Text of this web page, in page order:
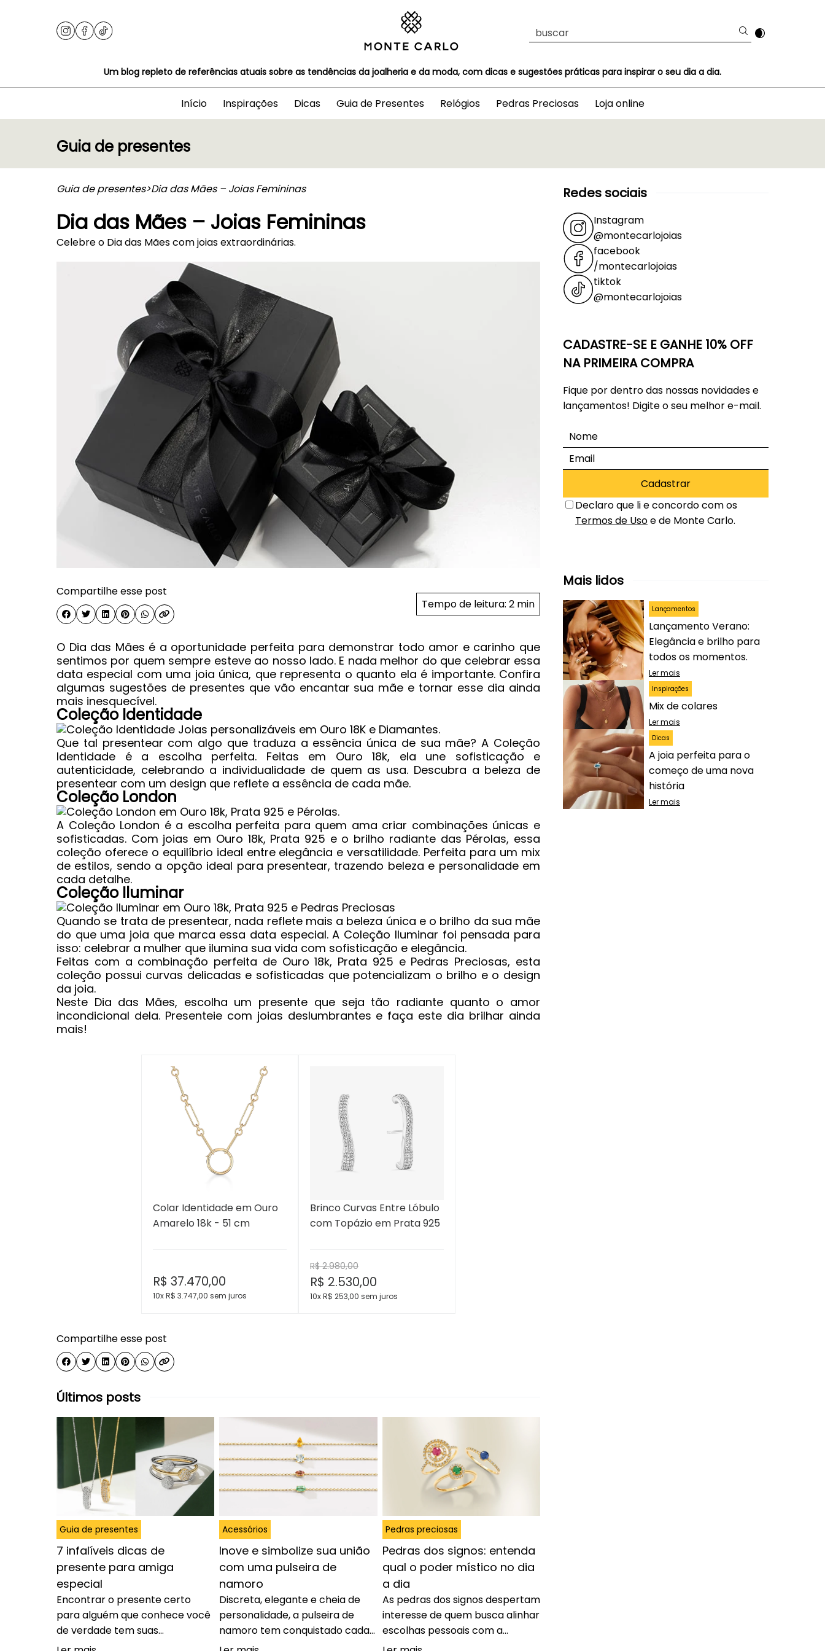
Um blog repleto de referências atuais sobre as tendências da joalheria e da moda, com dicas e sugestões práticas para inspirar o seu dia a dia.
Início Inspirações Dicas Guia de Presentes Relógios Pedras Preciosas Loja online
Guia de presentes
Guia de presentes>Dia das Mães – Joias Femininas
Dia das Mães – Joias Femininas
Celebre o Dia das Mães com joias extraordinárias.
Compartilhe esse post
Tempo de leitura: 2 min
O Dia das Mães é a oportunidade perfeita para demonstrar todo amor e carinho que
sentimos por quem sempre esteve ao nosso lado. E nada melhor do que celebrar essa
data especial com uma joia única, que representa o quanto ela é importante. Confira
algumas sugestões de presentes que vão encantar sua mãe e tornar esse dia ainda
mais inesquecível.
Coleção Identidade
Que tal presentear com algo que traduza a essência única de sua mãe? A Coleção
Identidade é a escolha perfeita. Feitas em Ouro 18k, ela une sofisticação e
autenticidade, celebrando a individualidade de quem as usa. Descubra a beleza de
presentear com um design que reflete a essência de cada mãe.
Coleção London
A Coleção London é a escolha perfeita para quem ama criar combinações únicas e
sofisticadas. Com joias em Ouro 18k, Prata 925 e o brilho radiante das Pérolas, essa
coleção oferece o equilíbrio ideal entre elegância e versatilidade. Perfeita para um mix
de estilos, sendo a opção ideal para presentear, trazendo beleza e personalidade em
cada detalhe.
Coleção Iluminar
Quando se trata de presentear, nada reflete mais a beleza única e o brilho da sua mãe
do que uma joia que marca essa data especial. A Coleção Iluminar foi pensada para
isso: celebrar a mulher que ilumina sua vida com sofisticação e elegância.
Feitas com a combinação perfeita de Ouro 18k, Prata 925 e Pedras Preciosas, esta
coleção possui curvas delicadas e sofisticadas que potencializam o brilho e o design
da joia.
Neste Dia das Mães, escolha um presente que seja tão radiante quanto o amor
incondicional dela. Presenteie com joias deslumbrantes e faça este dia brilhar ainda
mais!
Colar Identidade em Ouro
Amarelo 18k - 51 cm
R$ 37.470,00
10x R$ 3.747,00 sem juros
Brinco Curvas Entre Lóbulo
com Topázio em Prata 925
R$ 2.980,00
R$ 2.530,00
10x R$ 253,00 sem juros
Compartilhe esse post
Últimos posts
Guia de presentes
7 infalíveis dicas de
presente para amiga
especial
Encontrar o presente certo
para alguém que conhece você
de verdade tem suas
dificuldades. Acertar no gosto,
Acessórios
Inove e simbolize sua união
com uma pulseira de
namoro
Discreta, elegante e cheia de
personalidade, a pulseira de
namoro tem conquistado cada
vez mais espaço entre casais
Pedras preciosas
Pedras dos signos: entenda
qual o poder místico no dia
a dia
As pedras dos signos despertam
interesse de quem busca alinhar
escolhas pessoais com a
astrologia. Mais do que adornos,
Redes sociais
Instagram
@montecarlojoias
facebook
/montecarlojoias
tiktok
@montecarlojoias
CADASTRE-SE E GANHE 10% OFF
NA PRIMEIRA COMPRA
Fique por dentro das nossas novidades e
lançamentos! Digite o seu melhor e-mail.
Cadastrar
Declaro que li e concordo com os
Termos de Usoe de Monte Carlo.
Mais lidos
Lançamentos
Lançamento Verano:
Elegância e brilho para
todos os momentos.
Ler mais
Inspirações
Mix de colares
Ler mais
Dicas
A joia perfeita para o
começo de uma nova
história
Ler mais